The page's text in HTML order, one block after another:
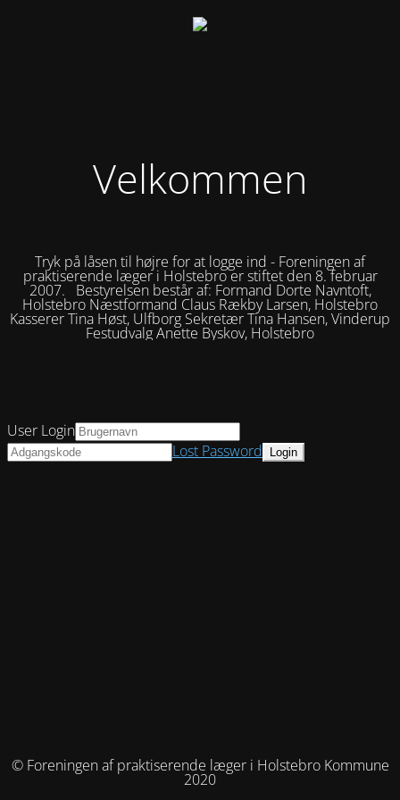
Velkommen
Tryk på låsen til højre for at logge ind - Foreningen af
praktiserende læger i Holstebro er stiftet den 8. februar
2007. Bestyrelsen består af: Formand Dorte Navntoft,
Holstebro Næstformand Claus Rækby Larsen, Holstebro
Kasserer Tina Høst, Ulfborg Sekretær Tina Hansen, Vinderup
Festudvalg Anette Byskov, Holstebro
© Foreningen af praktiserende læger i Holstebro Kommune
2020
User Login
Lost Password